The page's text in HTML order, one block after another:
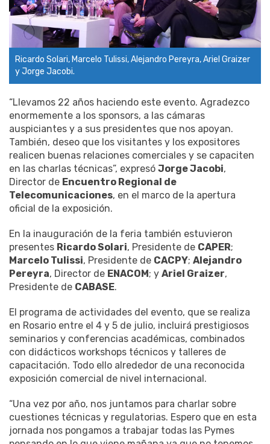
Ricardo Solari, Marcelo Tulissi, Alejandro Pereyra, Ariel Graizer
y Jorge Jacobi.
“Llevamos 22 años haciendo este evento. Agradezco
enormemente a los sponsors, a las cámaras
auspiciantes y a sus presidentes que nos apoyan.
También, deseo que los visitantes y los expositores
realicen buenas relaciones comerciales y se capaciten
en las charlas técnicas”, expresó Jorge Jacobi,
Director de Encuentro Regional de
Telecomunicaciones, en el marco de la apertura
oficial de la exposición.
En la inauguración de la feria también estuvieron
presentes Ricardo Solari, Presidente de CAPER;
Marcelo Tulissi, Presidente de CACPY; Alejandro
Pereyra, Director de ENACOM; y Ariel Graizer,
Presidente de CABASE.
El programa de actividades del evento, que se realiza
en Rosario entre el 4 y 5 de julio, incluirá prestigiosos
seminarios y conferencias académicas, combinados
con didácticos workshops técnicos y talleres de
capacitación. Todo ello alrededor de una reconocida
exposición comercial de nivel internacional.
“Una vez por año, nos juntamos para charlar sobre
cuestiones técnicas y regulatorias. Espero que en esta
jornada nos pongamos a trabajar todas las Pymes